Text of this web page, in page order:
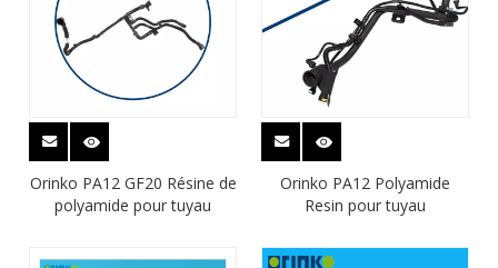
Orinko PA12 GF20 Résine de
polyamide pour tuyau
Orinko PA12 Polyamide
Resin pour tuyau